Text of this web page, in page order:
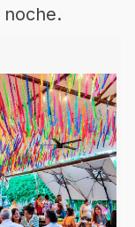
noche.